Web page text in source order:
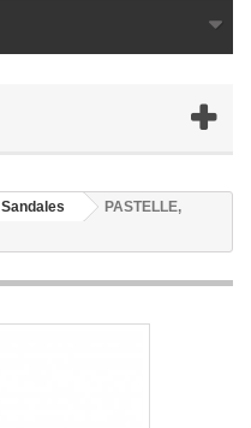
Sandales
PASTELLE,